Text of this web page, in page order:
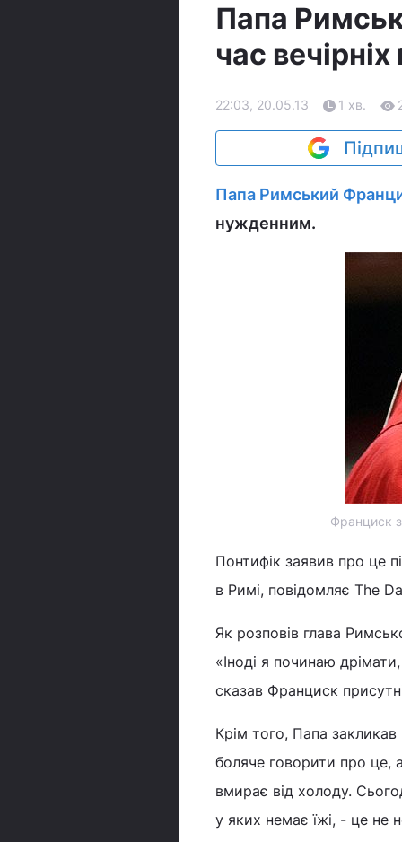
Папа
час
22:03, 20.05.13 1 хв.
Папа Римський
нужденним.
Франциск
Понтифік заявив про це
в Римі, повідомляє The
Як розповів глава
«Іноді я починаю
сказав Франциск
Крім того, Папа
боляче говорити про це,
вмирає від холоду.
у яких немає їжі, - це не